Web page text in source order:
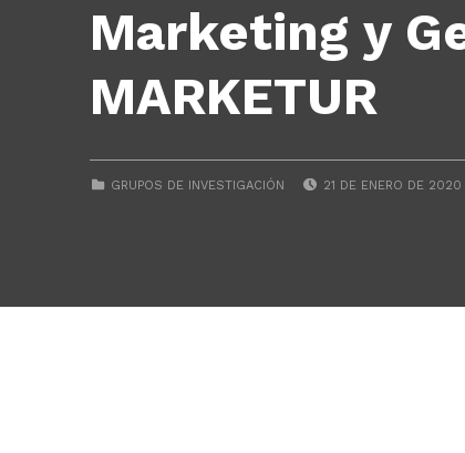
Marketing y
MARKETUR
CATEGORIZED IN:
GRUPOS DE INVESTIGACIÓN 21 DE ENERO DE 2020